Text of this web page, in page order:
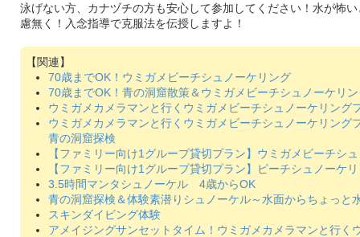
泳げない方、カナヅチの方も安心して参加してください！水が怖
慮無く！入念指導で克服法を伝授しますよ！
70歳までOK！ウミガメビーチシュノーケリング
70歳までOK！青の洞窟散策＆ウミガメビーチシュノーケリ
ウミガメカメラマンと行くウミガメビーチシュノーケリング
ウミガメカメラマンと行くウミガメビーチシュノーケリング
青の洞窟探検
【ファミリー向け1グループ貸切プラン】ウミガメビーチシ
【ファミリー向け1グループ貸切プラン】ビーチシュノーケ
3.5時間マンタシュノーケル 4歳からOK
青の洞窟探検＆体験素潜りシュノーケル～水面からちょっと
スキンダイビング体験
アメイジングサンセットタイム！ウミガメカメラマンと行く